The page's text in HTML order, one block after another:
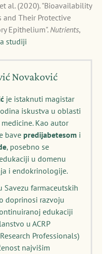
al. (2020). "Bioavailability
Their Protective
Epithelium".Nutrients,
studiji
Novaković
je istaknuti magistar
iskustva u oblasti
Kao autor
bave predijabetesom i
, posebno se
u domenu
i endokrinologije.
Savezu farmaceutskih
doprinosi razvoju
edukaciji
u ACRP
Professionals)
najvišim